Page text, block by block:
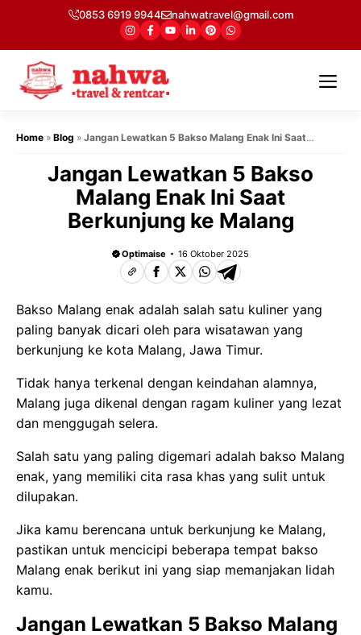
isi
0853 6919 9944 nahwatravel@gmail.com
Home » Blog » Jangan Lewatkan 5 Bakso Malang Enak Ini Saat
Jangan Lewatkan 5 Bakso
Malang Enak Ini Saat
Berkunjung ke Malang
Optimaise 16 Oktober 2025
Bakso Malang enak adalah salah satu kuliner yang
paling banyak dicari oleh para wisatawan yang
berkunjung ke kota Malang, Jawa Timur.
Tidak hanya terkenal dengan keindahan alamnya,
Malang juga dikenal dengan ragam kuliner yang lezat
dan menggugah selera.
Salah satu yang paling digemari adalah bakso Malang
enak, yang memiliki cita rasa khas yang sulit untuk
dilupakan.
Jika kamu berencana untuk berkunjung ke Malang,
pastikan untuk mencicipi beberapa tempat bakso
Malang enak berikut ini yang siap memanjakan lidah
kamu.
Jangan Lewatkan 5 Bakso Malang